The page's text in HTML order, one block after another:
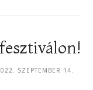
SZEPTEMBER 14.